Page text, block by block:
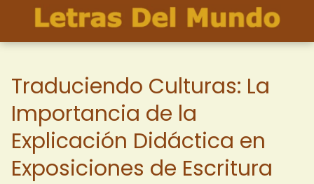
Traduciendo Culturas: La
Importancia de la
Explicación Didáctica en
Exposiciones de Escritura